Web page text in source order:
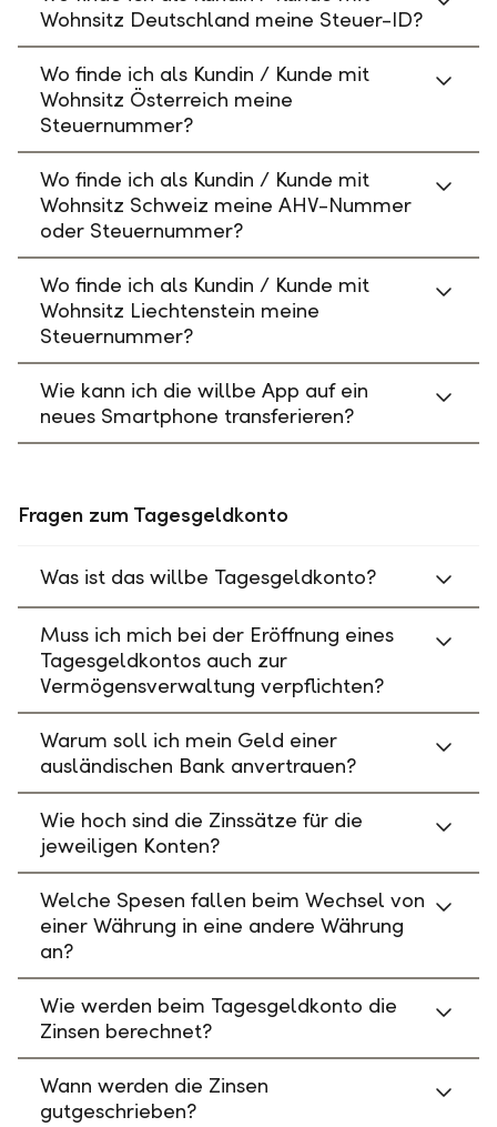
Wohnsitz Deutschland meine Steuer-ID?
Wo finde ich als Kundin / Kunde mit
Wohnsitz Österreich meine
Steuernummer?
Wo finde ich als Kundin / Kunde mit
Wohnsitz Schweiz meine AHV-Nummer
oder Steuernummer?
Wo finde ich als Kundin / Kunde mit
Wohnsitz Liechtenstein meine
Steuernummer?
Wie kann ich die willbe App auf ein
neues Smartphone transferieren?
Fragen zum Tagesgeldkonto
Was ist das willbe Tagesgeldkonto?
Muss ich mich bei der Eröffnung eines
Tagesgeldkontos auch zur
Vermögensverwaltung verpflichten?
Warum soll ich mein Geld einer
ausländischen Bank anvertrauen?
Wie hoch sind die Zinssätze für die
jeweiligen Konten?
Welche Spesen fallen beim Wechsel von
einer Währung in eine andere Währung
an?
Wie werden beim Tagesgeldkonto die
Zinsen berechnet?
Wann werden die Zinsen
gutgeschrieben?